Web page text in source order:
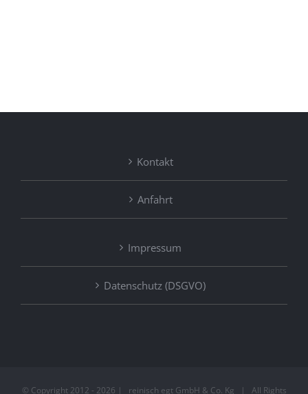
Kontakt
Anfahrt
Impressum
Datenschutz (DSGVO)
© Copyright 2012 - 2026 | reinisch egt GmbH & Co. Kg | All Rights